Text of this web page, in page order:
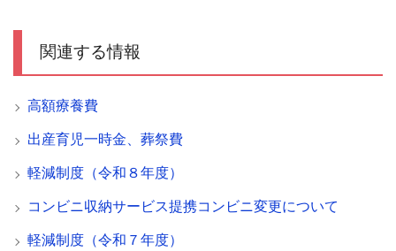
関連する情報
高額療養費
出産育児一時金、葬祭費
軽減制度（令和８年度）
コンビニ収納サービス提携コンビニ変更について
軽減制度（令和７年度）